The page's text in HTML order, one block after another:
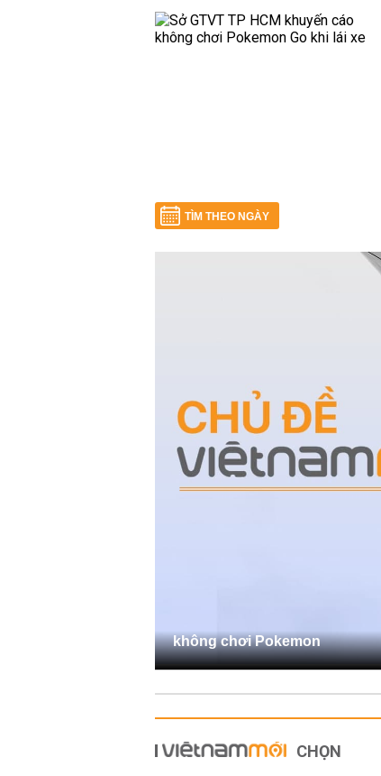
TÌM THEO NGÀY
không chơi Pokemon
CHỌN